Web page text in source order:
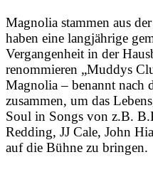
Magnolia stammen aus
haben eine langjährige
Vergangenheit in der
renommieren „Muddys
Magnolia – benannt nach
zusammen, um das
Soul in Songs von z.B.
Redding, JJ Cale, John
auf die Bühne zu bringen.